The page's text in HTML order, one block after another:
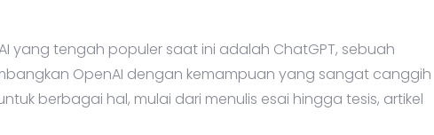
yang tengah populer saat ini adalah ChatGPT, sebuah
OpenAI dengan kemampuan yang sangat canggih
berbagai hal, mulai dari menulis esai hingga tesis, artikel